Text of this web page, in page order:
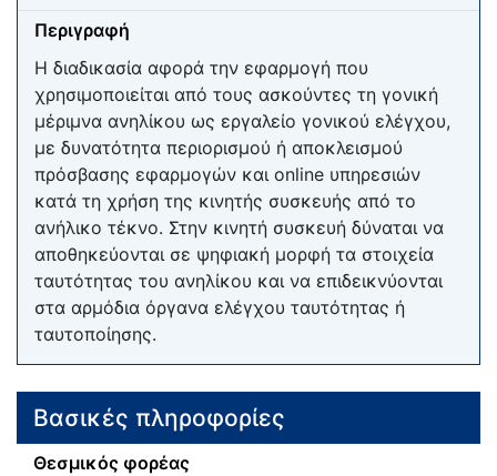
Περιγραφή
Η διαδικασία αφορά την εφαρμογή που
χρησιμοποιείται από τους ασκούντες τη γονική
μέριμνα ανηλίκου ως εργαλείο γονικού ελέγχου,
με δυνατότητα περιορισμού ή αποκλεισμού
πρόσβασης εφαρμογών και οnline υπηρεσιών
κατά τη χρήση της κινητής συσκευής από το
ανήλικο τέκνο. Στην κινητή συσκευή δύναται να
αποθηκεύονται σε ψηφιακή μορφή τα στοιχεία
ταυτότητας του ανηλίκου και να επιδεικνύονται
στα αρμόδια όργανα ελέγχου ταυτότητας ή
ταυτοποίησης.
Βασικές πληροφορίες
Θεσμικός φορέας